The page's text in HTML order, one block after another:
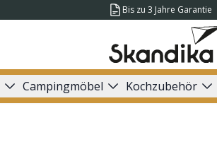
Bis zu 3 Jahre Garantie
Campingmöbel Kochzubehör